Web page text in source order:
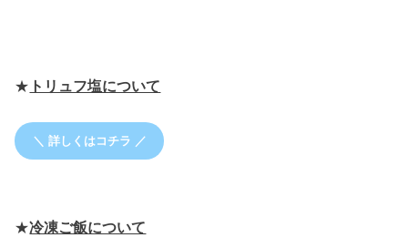
★ トリュフ塩について
＼ 詳しくはコチラ ／
★冷凍ご飯について